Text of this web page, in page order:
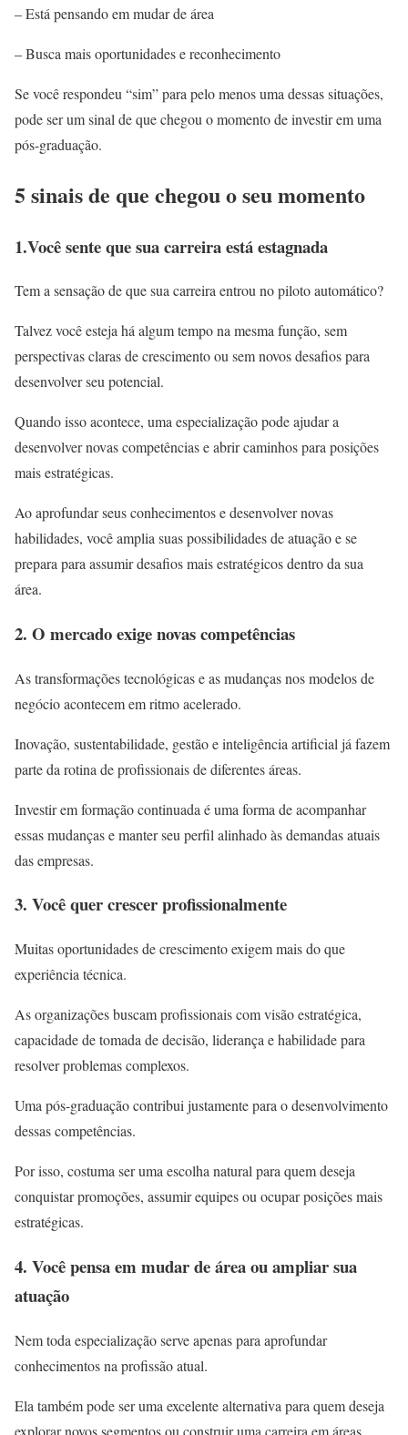
– Está pensando em mudar de área
– Busca mais oportunidades e reconhecimento
Se você respondeu “sim” para pelo menos uma dessas situações,
pode ser um sinal de que chegou o momento de investir em uma
pós-graduação.
5 sinais de que chegou o seu momento
1.Você sente que sua carreira está estagnada
Tem a sensação de que sua carreira entrou no piloto automático?
Talvez você esteja há algum tempo na mesma função, sem
perspectivas claras de crescimento ou sem novos desafios para
desenvolver seu potencial.
Quando isso acontece, uma especialização pode ajudar a
desenvolver novas competências e abrir caminhos para posições
mais estratégicas.
Ao aprofundar seus conhecimentos e desenvolver novas
habilidades, você amplia suas possibilidades de atuação e se
prepara para assumir desafios mais estratégicos dentro da sua
área.
2. O mercado exige novas competências
As transformações tecnológicas e as mudanças nos modelos de
negócio acontecem em ritmo acelerado.
Inovação, sustentabilidade, gestão e inteligência artificial já fazem
parte da rotina de profissionais de diferentes áreas.
Investir em formação continuada é uma forma de acompanhar
essas mudanças e manter seu perfil alinhado às demandas atuais
das empresas.
3. Você quer crescer profissionalmente
Muitas oportunidades de crescimento exigem mais do que
experiência técnica.
As organizações buscam profissionais com visão estratégica,
capacidade de tomada de decisão, liderança e habilidade para
resolver problemas complexos.
Uma pós-graduação contribui justamente para o desenvolvimento
dessas competências.
Por isso, costuma ser uma escolha natural para quem deseja
conquistar promoções, assumir equipes ou ocupar posições mais
estratégicas.
4. Você pensa em mudar de área ou ampliar sua
atuação
Nem toda especialização serve apenas para aprofundar
conhecimentos na profissão atual.
Ela também pode ser uma excelente alternativa para quem deseja
explorar novos segmentos ou construir uma carreira em áreas